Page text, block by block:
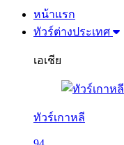
หน้าแรก
ทัวร์ต่างประเทศ
เอเชีย
ทัวร์เกาหลี